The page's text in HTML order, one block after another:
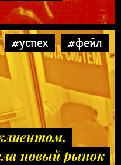
#успех #фейл
новый рынок